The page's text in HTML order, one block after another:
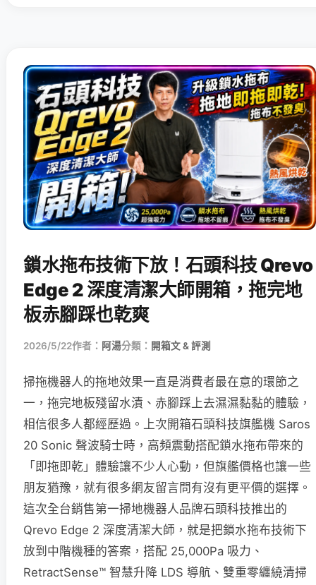
鎖水拖布技術下放！石頭科技 Qrevo
Edge 2 深度清潔大師開箱，拖完地
板赤腳踩也乾爽
2026/5/22作者： 阿湯分類： 開箱文 & 評測
掃拖機器人的拖地效果一直是消費者最在意的環節之
一，拖完地板殘留水漬、赤腳踩上去濕濕黏黏的體驗，
相信很多人都經歷過。上次開箱石頭科技旗艦機 Saros
20 Sonic 聲波騎士時，高頻震動搭配鎖水拖布帶來的
「即拖即乾」體驗讓不少人心動，但旗艦價格也讓一些
朋友猶豫，就有很多網友留言問有沒有更平價的選擇。
這次全台銷售第一掃地機器人品牌石頭科技推出的
Qrevo Edge 2 深度清潔大師，就是把鎖水拖布技術下
放到中階機種的答案，搭配 25,000Pa 吸力、
RetractSense™ 智慧升降 LDS 導航、雙重零纏繞清掃